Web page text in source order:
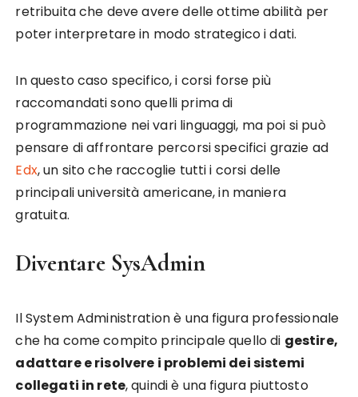
retribuita che deve avere delle ottime abilità per
poter interpretare in modo strategico i dati.
In questo caso specifico, i corsi forse più
raccomandati sono quelli prima di
programmazione nei vari linguaggi, ma poi si può
pensare di affrontare percorsi specifici grazie ad
Edx, un sito che raccoglie tutti i corsi delle
principali università americane, in maniera
gratuita.
Diventare SysAdmin
Il System Administration è una figura professionale
che ha come compito principale quello di gestire,
adattare e risolvere i problemi dei sistemi
collegati in rete, quindi è una figura piuttosto